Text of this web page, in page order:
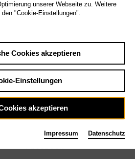
Facebook
unserer Webseite zu. Weitere
"Cookie-Einstellungen".
Cookies akzeptieren
Einstellungen
akzeptieren
Impressum Datenschutz